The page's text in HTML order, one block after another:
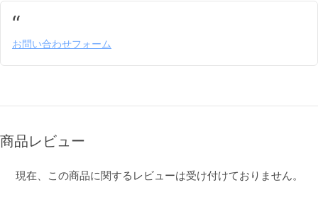
お問い合わせフォーム
商品レビュー
現在、この商品に関するレビューは受け付けておりません。